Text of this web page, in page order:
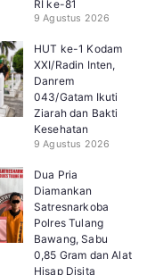
RI ke-81
9 Agustus 2026
HUT ke-1 Kodam
XXI/Radin Inten,
Danrem
043/Gatam Ikuti
Ziarah dan Bakti
Kesehatan
9 Agustus 2026
Dua Pria
Diamankan
Satresnarkoba
Polres Tulang
Bawang, Sabu
0,85 Gram dan Alat
Hisap Disita